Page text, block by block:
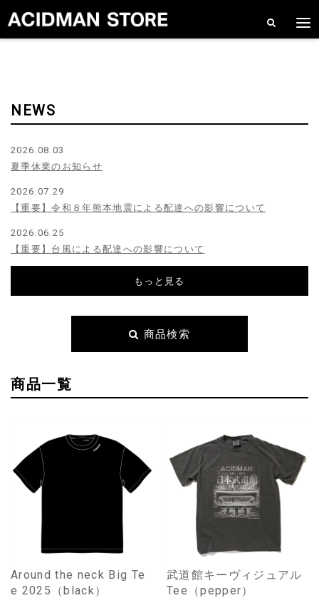
NEWS
2026.08.03
夏季休業のお知らせ
2026.07.29
【重要】令和８年熊本地震による配達への影響について
2026.06.25
【重要】台風による配達への影響について
もっと見る
商品検索
商品一覧
Around the neck Big Te
e 2025（black）
武道館キーヴィジュアル
Tee（pepper）